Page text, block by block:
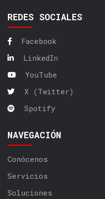
REDES SOCIALES
Facebook
LinkedIn
YouTube
X (Twitter)
Spotify
NAVEGACIÓN
Conócenos
Servicios
Soluciones